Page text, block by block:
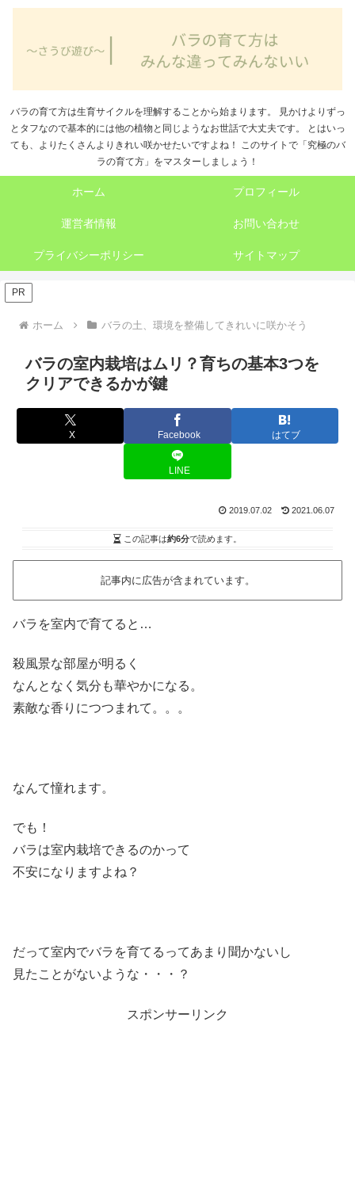
バラの育て方は生育サイクルを理解することから始まります。 見かけよりずっ
とタフなので基本的には他の植物と同じようなお世話で大丈夫です。 とはいっ
ても、よりたくさんよりきれい咲かせたいですよね！ このサイトで「究極のバ
ラの育て方」をマスターしましょう！
ホーム プロフィール
運営者情報 お問い合わせ
プライバシーポリシー サイトマップ
PR
ホーム バラの土、環境を整備してきれいに咲かそう
バラの室内栽培はムリ？育ちの基本3つを
クリアできるかが鍵
X Facebook はてブ
LINE
2019.07.02 2021.06.07
この記事は約6分で読めます。
記事内に広告が含まれています。
バラを室内で育てると…
殺風景な部屋が明るく
なんとなく気分も華やかになる。
素敵な香りにつつまれて。。。
なんて憧れます。
でも！
バラは室内栽培できるのかって
不安になりますよね？
だって室内でバラを育てるってあまり聞かないし
見たことがないような・・・？
スポンサーリンク